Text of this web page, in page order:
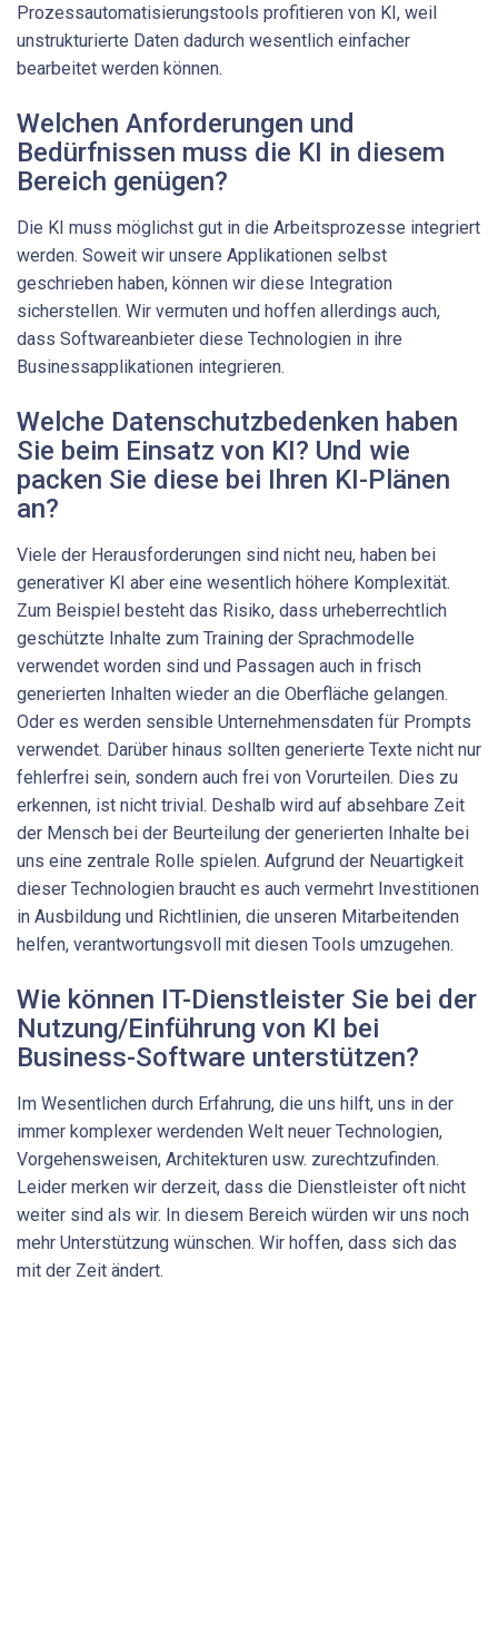
Prozessautomatisierungstools profitieren von KI, weil
unstrukturierte Daten dadurch wesentlich einfacher
bearbeitet werden können.
Welchen Anforderungen und
Bedürfnissen muss die KI in diesem
Bereich genügen?
Die KI muss möglichst gut in die Arbeitsprozesse integriert
werden. Soweit wir unsere Applikationen selbst
geschrieben haben, können wir diese Integration
sicherstellen. Wir vermuten und hoffen allerdings auch,
dass Softwareanbieter diese Technologien in ihre
Businessapplikationen integrieren.
Welche Datenschutzbedenken haben
Sie beim Einsatz von KI? Und wie
packen Sie diese bei Ihren KI-Plänen
an?
Viele der Herausforderungen sind nicht neu, haben bei
generativer KI aber eine wesentlich höhere Komplexität.
Zum Beispiel besteht das Risiko, dass urheberrechtlich
geschützte Inhalte zum Training der Sprachmodelle
verwendet worden sind und Passagen auch in frisch
generierten Inhalten wieder an die Oberfläche gelangen.
Oder es werden sensible Unternehmensdaten für Prompts
verwendet. Darüber hinaus sollten generierte Texte nicht nur
fehlerfrei sein, sondern auch frei von Vorurteilen. Dies zu
erkennen, ist nicht trivial. Deshalb wird auf absehbare Zeit
der Mensch bei der Beurteilung der generierten Inhalte bei
uns eine zentrale Rolle spielen. Aufgrund der Neuartigkeit
dieser Technologien braucht es auch vermehrt Investitionen
in Ausbildung und Richtlinien, die unseren Mitarbeitenden
helfen, verantwortungsvoll mit diesen Tools umzugehen.
Wie können IT-Dienstleister Sie bei der
Nutzung/Einführung von KI bei
Business-Software unterstützen?
Im Wesentlichen durch Erfahrung, die uns hilft, uns in der
immer komplexer werdenden Welt neuer Technologien,
Vorgehensweisen, Architekturen usw. zurechtzufinden.
Leider merken wir derzeit, dass die Dienstleister oft nicht
weiter sind als wir. In diesem Bereich würden wir uns noch
mehr Unterstützung wünschen. Wir hoffen, dass sich das
mit der Zeit ändert.